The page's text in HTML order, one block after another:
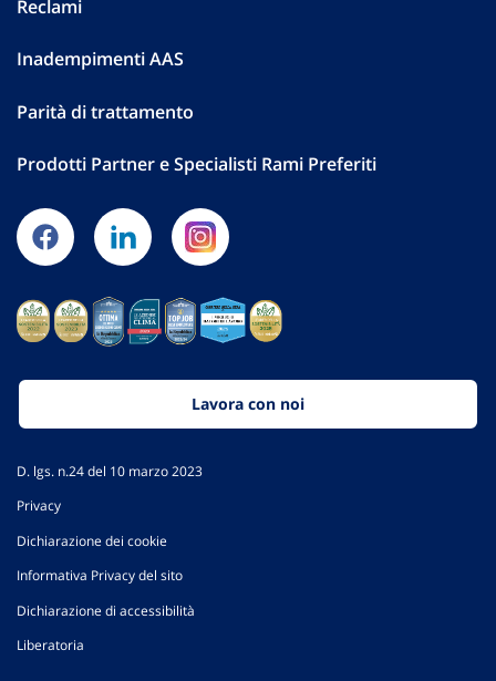
Reclami
Inadempimenti AAS
Parità di trattamento
Prodotti Partner e Specialisti Rami Preferiti
Lavora con noi
D. lgs. n.24 del 10 marzo 2023
Privacy
Dichiarazione dei cookie
Informativa Privacy del sito
Dichiarazione di accessibilità
Liberatoria